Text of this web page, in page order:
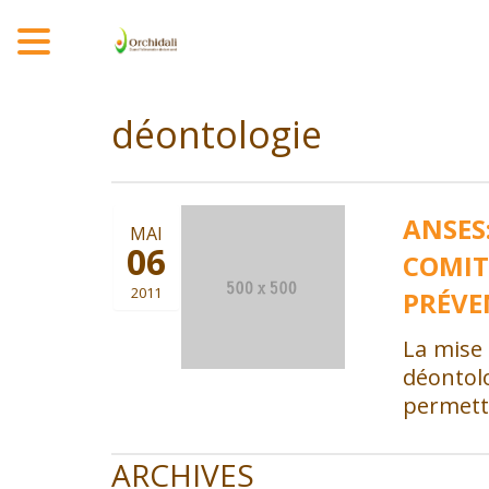
déontologie
MAI
06
2011
La
ARCHIVES